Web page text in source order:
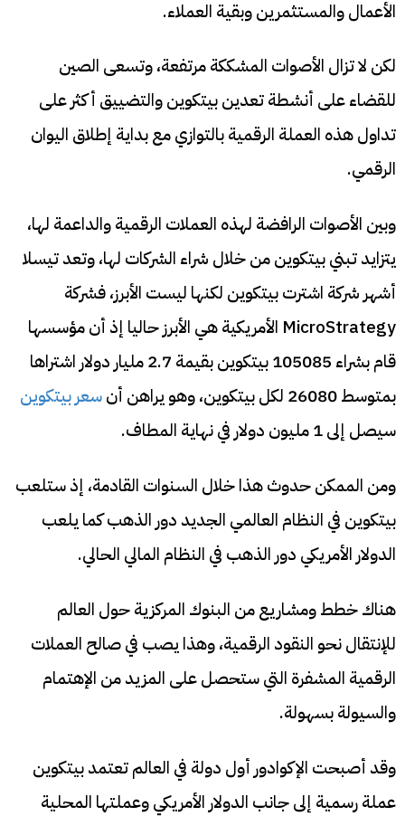
الأعمال والمستثمرين وبقية العملاء.
لكن لا تزال الأصوات المشككة مرتفعة، وتسعى الصين
للقضاء على أنشطة تعدين بيتكوين والتضييق أكثر على
تداول هذه العملة الرقمية بالتوازي مع بداية إطلاق اليوان
الرقمي.
وبين الأصوات الرافضة لهذه العملات الرقمية والداعمة لها،
يتزايد تبني بيتكوين من خلال شراء الشركات لها، وتعد تيسلا
أشهر شركة اشترت بيتكوين لكنها ليست الأبرز، فشركة
MicroStrategy الأمريكية هي الأبرز حاليا إذ أن مؤسسها
قام بشراء 105085 بيتكوين بقيمة 2.7 مليار دولار اشتراها
بمتوسط 26080 لكل بيتكوين، وهو يراهن أن
سعر بيتكوين
سيصل إلى 1 مليون دولار في نهاية المطاف.
ومن الممكن حدوث هذا خلال السنوات القادمة، إذ ستلعب
بيتكوين في النظام العالمي الجديد دور الذهب كما يلعب
الدولار الأمريكي دور الذهب في النظام المالي الحالي.
هناك خطط ومشاريع من البنوك المركزية حول العالم
للإنتقال نحو النقود الرقمية، وهذا يصب في صالح العملات
الرقمية المشفرة التي ستحصل على المزيد من الإهتمام
والسيولة بسهولة.
وقد أصبحت الإكوادور أول دولة في العالم تعتمد بيتكوين
عملة رسمية إلى جانب الدولار الأمريكي وعملتها المحلية